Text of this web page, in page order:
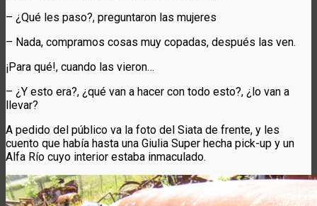
– ¿Qué les paso?, preguntaron las mujeres
– Nada, compramos cosas muy copadas, después las ven.
¡Para qué!, cuando las vieron…
– ¿Y esto era?, ¿qué van a hacer con todo esto?, ¿lo van a
llevar?
A pedido del público va la foto del Siata de frente, y les
cuento que había hasta una Giulia Super hecha pick-up y un
Alfa Río cuyo interior estaba inmaculado.